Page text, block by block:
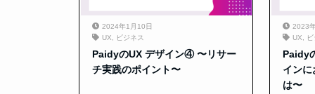
2024年1月10日
UX
ビジネス
PaidyのUX デザイン④ 〜リサー
チ実践のポイント〜
2023
UX
Paidy
イン
は〜